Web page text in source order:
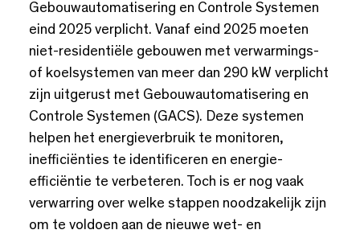
Gebouwautomatisering en Controle Systemen
eind 2025 verplicht. Vanaf eind 2025 moeten
niet-residentiële gebouwen met verwarmings-
of koelsystemen van meer dan 290 kW verplicht
zijn uitgerust met Gebouwautomatisering en
Controle Systemen (GACS). Deze systemen
helpen het energieverbruik te monitoren,
inefficiënties te identificeren en energie-
efficiëntie te verbeteren. Toch is er nog vaak
verwarring over welke stappen noodzakelijk zijn
om te voldoen aan de nieuwe wet- en